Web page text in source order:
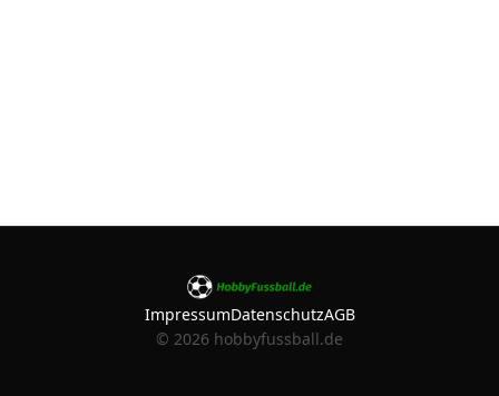
ImpressumDatenschutzAGB
© 2026 hobbyfussball.de